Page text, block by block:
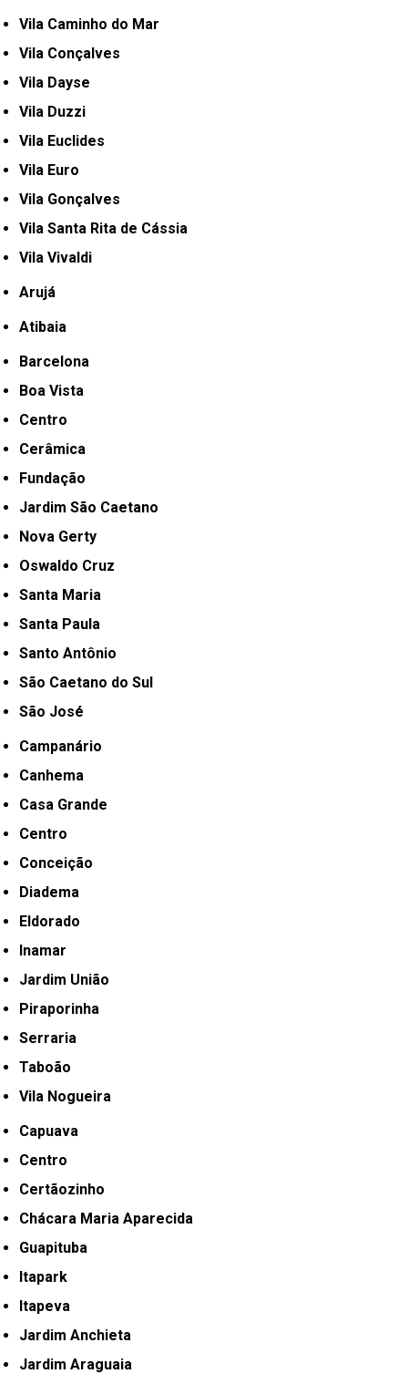
Vila Caminho do Mar
Vila Conçalves
Vila Dayse
Vila Duzzi
Vila Euclides
Vila Euro
Vila Gonçalves
Vila Santa Rita de Cássia
Vila Vivaldi
Arujá
Atibaia
Barcelona
Boa Vista
Centro
Cerâmica
Fundação
Jardim São Caetano
Nova Gerty
Oswaldo Cruz
Santa Maria
Santa Paula
Santo Antônio
São Caetano do Sul
São José
Campanário
Canhema
Casa Grande
Centro
Conceição
Diadema
Eldorado
Inamar
Jardim União
Piraporinha
Serraria
Taboão
Vila Nogueira
Capuava
Centro
Certãozinho
Chácara Maria Aparecida
Guapituba
Itapark
Itapeva
Jardim Anchieta
Jardim Araguaia